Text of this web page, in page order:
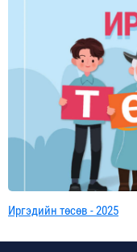
Иргэдийн төсөв - 2025